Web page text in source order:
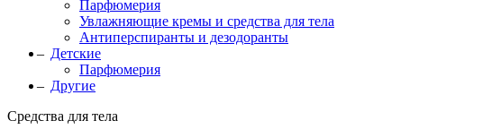
Парфюмерия
Увлажняющие кремы и средства для тела
Антиперспиранты и дезодоранты
Детские
Парфюмерия
Другие
Средства для тела